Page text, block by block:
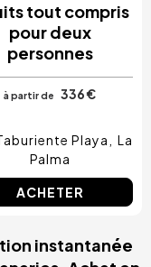
tout compris
pour deux
personnes
à partir de 336 €
Playa
La
Palma
ACHETER
instantanée